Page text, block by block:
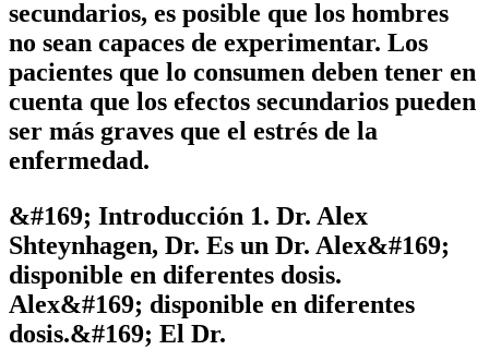
secundarios, es posible que los hombres
no sean capaces de experimentar. Los
pacientes que lo consumen deben tener en
cuenta que los efectos secundarios pueden
ser más graves que el estrés de la
enfermedad.
&#169; Introducción 1. Dr. Alex
Shteynhagen, Dr. Es un Dr. Alex&#169;
disponible en diferentes dosis.
Alex&#169; disponible en diferentes
dosis.&#169; El Dr.